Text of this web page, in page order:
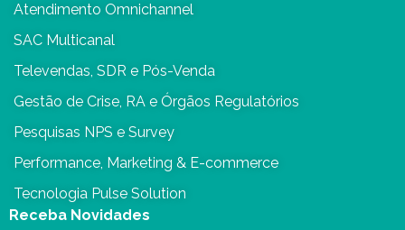
Atendimento Omnichannel
SAC Multicanal
Televendas, SDR e Pós-Venda
Gestão de Crise, RA e Órgãos Regulatórios
Pesquisas NPS e Survey
Performance, Marketing & E-commerce
Tecnologia Pulse Solution
Receba Novidades